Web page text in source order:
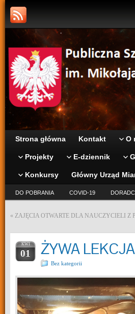
Strona główna Kontakt O
Projekty E-dziennik
Konkursy Główny Urząd
DO POBRANIA COVID-19
« ZAJĘCIA OTWARTE DLA NAUCZYCIELI Z
KWI
01 ŻYWA
Bez kategorii